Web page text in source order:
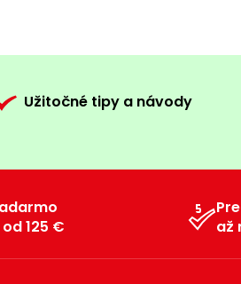
Užitočné tipy a návody
125 €
až